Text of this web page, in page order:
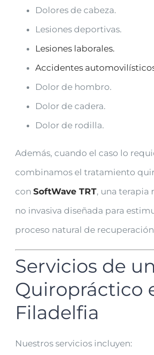
Dolores de cabeza.
Lesiones deportivas.
Lesiones laborales.
Accidentes
Dolor de hombro.
Dolor de cadera.
Dolor de rodilla.
Además, cuando el caso lo
combinamos el tratamiento
con SoftWave TRT, una terapia
no invasiva diseñada para
proceso natural de
Servicios de un
Quiropráctico
Filadelfia
Nuestros servicios incluyen: